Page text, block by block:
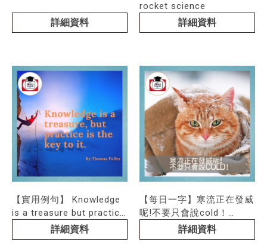
詳細資料
rocket science
詳細資料
【實用例句】 Knowledge
is a treasure but practice
詳細資料
【每日一字】寒流正在發威
呢!不要只會說cold！
「冷」也有不同的層次，來
看看英文如何表達
詳細資料